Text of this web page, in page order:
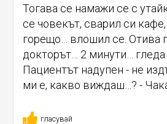
Тогава се намажи се с
се човекът, сварил си
горещо… влошил се. Отива
докторът… 2 минути…
Пациентът надупен - не
ми е, какво виждаш…? -
гласувай